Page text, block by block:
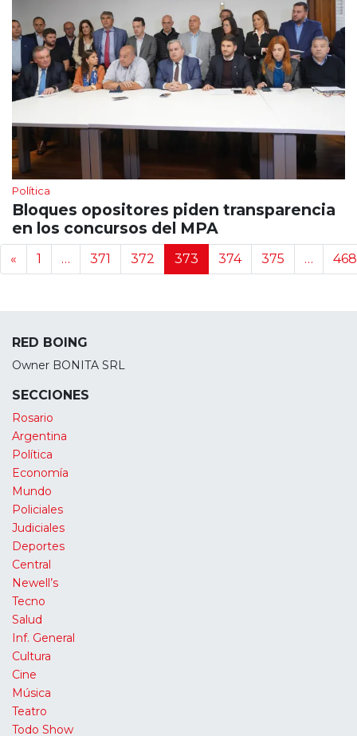
Política
Bloques opositores piden transparencia
en los concursos del MPA
Navegación de noticias
« 1 … 371 372 373 374 375 … 468
RED BOING
Owner BONITA SRL
SECCIONES
Rosario
Argentina
Política
Economía
Mundo
Policiales
Judiciales
Deportes
Central
Newell’s
Tecno
Salud
Inf. General
Cultura
Cine
Música
Teatro
Todo Show